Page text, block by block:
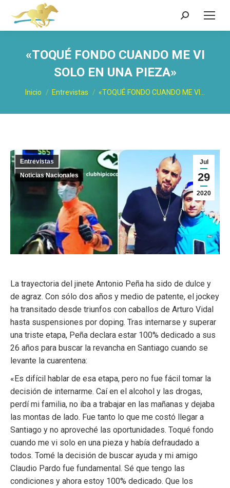
Buscar:
«TOQUÉ FONDO CUANDO ME VI
SOLO EN UNA PIEZA»
Estás aquí:
Inicio Entrevistas «TOQUÉ FONDO CUANDO ME VI…
Jul
29
2020
Entrevistas
Noticias Nacionales
La trayectoria del jinete Antonio Peña ha sido de dulce y
de agraz. Con sólo dos años y medio de patente, el jockey
ha transitado desde triunfos con caballos de Arturo Vidal
hasta suspensiones por doping. Tras internarse y superar
una triste etapa, Peña declara estar 100% dedicado a sus
26 años para buscar la revancha en Santiago cuando se
levante la cuarentena:
«Es difícil hablar de esa etapa, pero no fue fácil tomar la
decisión de internarme. Caí en el alcohol y las drogas,
perdí mi familia, no iba a trabajar en las mañanas y dejaba
las montas de lado. Fue tanto lo que me costó llegar a
Santiago y no aproveché las oportunidades. Toqué fondo
cuando me vi solo en una pieza y había defraudado a
todos. Tomé la decisión de buscar ayuda y mi amigo
Claudio Pardo fue fundamental. Sé que tengo las
condiciones y ahora estoy 100% dedicado. Que los